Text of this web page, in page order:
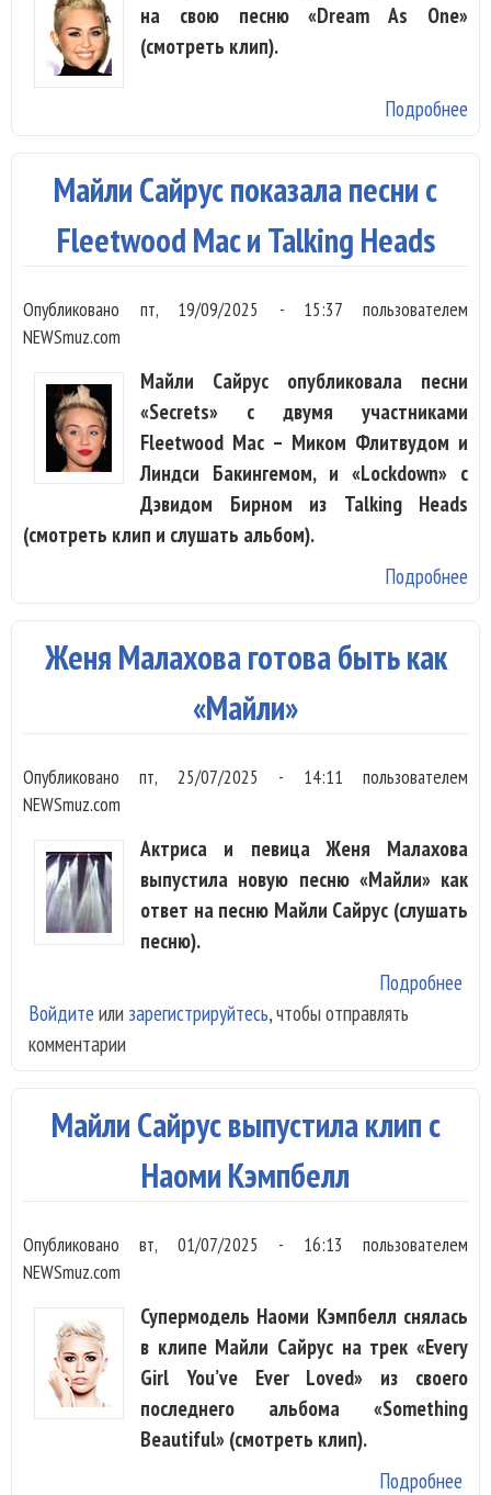
на свою песню «Dream As One»
(смотреть клип).
Подробнее
Майли Сайрус показала песни с
Fleetwood Mac и Talking Heads
Опубликовано пт, 19/09/2025 - 15:37 пользователем
NEWSmuz.com
Майли Сайрус опубликовала песни
«Secrets» с двумя участниками
Fleetwood Mac – Миком Флитвудом и
Линдси Бакингемом, и «Lockdown» с
Дэвидом Бирном из Talking Heads
(смотреть клип и слушать альбом).
Подробнее
Женя Малахова готова быть как
«Майли»
Опубликованопт, 25/07/2025 - 14:11 пользователем
NEWSmuz.com
Актриса и певица Женя Малахова
выпустила новую песню «Майли» как
ответ на песню Майли Сайрус (слушать
песню).
Подробнее
Войдите или зарегистрируйтесь, чтобы отправлять
комментарии
Майли Сайрус выпустила клип с
Наоми Кэмпбелл
Опубликовановт, 01/07/2025 - 16:13 пользователем
NEWSmuz.com
Супермодель Наоми Кэмпбелл снялась
в клипе Майли Сайрус на трек «Every
Girl You’ve Ever Loved» из своего
последнего альбома «Something
Beautiful» (смотреть клип).
Подробнее